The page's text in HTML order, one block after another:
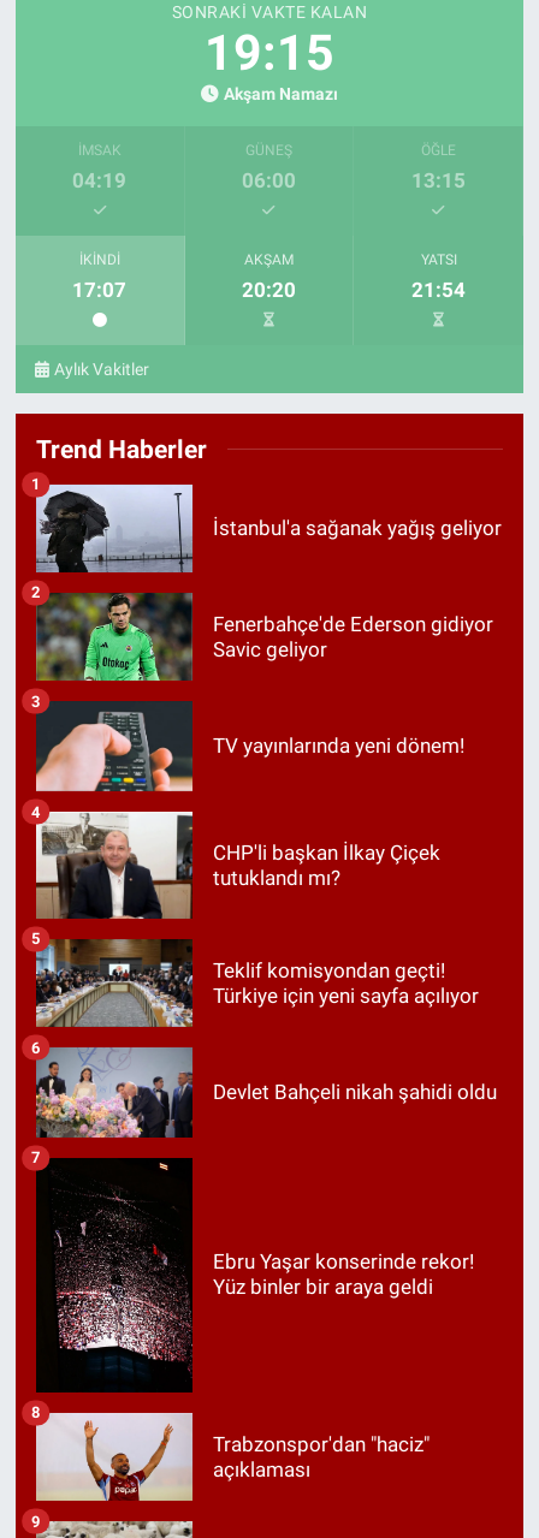
SONRAKI VAKTE KALAN
19:15
Akşam Namazı
İMSAK
04:19
GÜNEŞ
06:00
ÖĞLE
13:15
İKINDI
17:07
AKŞAM
20:20
YATSI
21:54
Aylık Vakitler
Trend Haberler
İstanbul'a sağanak yağış geliyor
1
Fenerbahçe'de Ederson gidiyor
Savic geliyor
2
TV yayınlarında yeni dönem!
3
CHP'li başkan İlkay Çiçek
tutuklandı mı?
4
Teklif komisyondan geçti!
Türkiye için yeni sayfa açılıyor
5
Devlet Bahçeli nikah şahidi oldu
6
Ebru Yaşar konserinde rekor!
Yüz binler bir araya geldi
7
Trabzonspor'dan "haciz"
açıklaması
8
9